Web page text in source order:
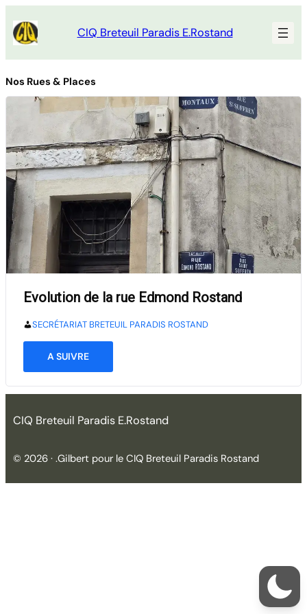
au
contenu
CIQ Breteuil Paradis E.Rostand
Nos Rues & Places
Evolution de la rue Edmond Rostand
SECRÉTARIAT BRETEUIL PARADIS ROSTAND
A SUIVRE
CIQ Breteuil Paradis E.Rostand
© 2026 · .Gilbert pour le CIQ Breteuil Paradis Rostand